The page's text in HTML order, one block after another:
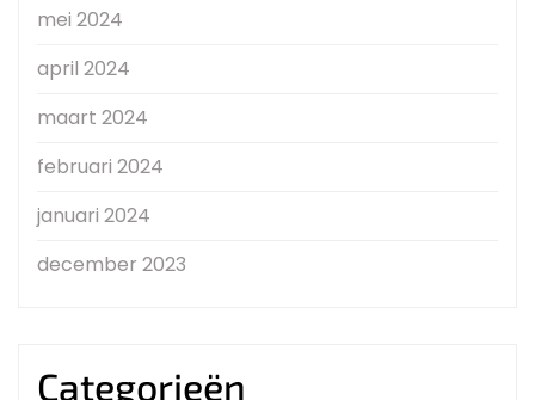
mei 2024
april 2024
maart 2024
februari 2024
januari 2024
december 2023
Categorieën